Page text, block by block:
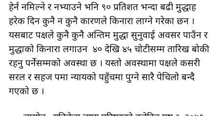
हेर्न नमिल्ने र नभ्याउने भनि ९० प्रतिशत भन्दा बढी मुद्धाहरु
हरेक दिन कुनै न कुनै कारणले किनारा लाग्ने गरेका छन ।
यसबाट पक्षले कुनै कुनै अन्तिम मुद्धा सुनुवाई अवसर पाउँन र
मुद्धाको किनारा लगाउन ४० देखि ४५ चोटीसम्म तारिख बोकी
रहनु पर्नेसम्मको अवस्था छ । यस्तो अवस्थामा पक्षले कसरी
सरल र सहज रुपमा न्यायको पहुँचमा पुग्ने सारै पेचिलो बन्दै
गएको छ ।